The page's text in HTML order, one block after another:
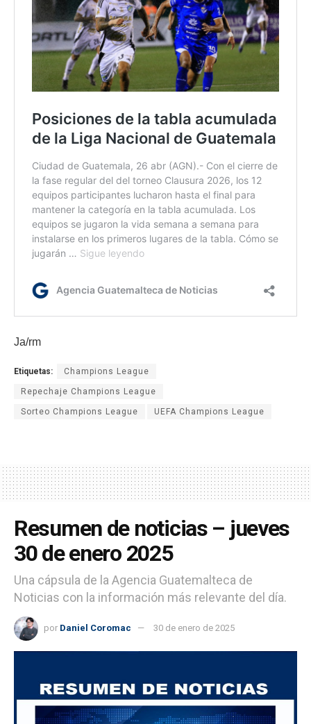
Ja/rm
Etiquetas: Champions League
Repechaje Champions League
Sorteo Champions League UEFA Champions League
Resumen de noticias – jueves
30 de enero 2025
Una cápsula de la Agencia Guatemalteca de
Noticias con la información más relevante del día.
por Daniel Coromac 30 de enero de 2025